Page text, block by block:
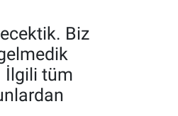
Biz
İlgili tüm